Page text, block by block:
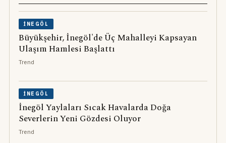
İNEGÖL
Büyükşehir, İnegöl'de Üç Mahalleyi Kapsayan
Ulaşım Hamlesi Başlattı
Trend
İNEGÖL
İnegöl Yaylaları Sıcak Havalarda Doğa
Severlerin Yeni Gözdesi Oluyor
Trend